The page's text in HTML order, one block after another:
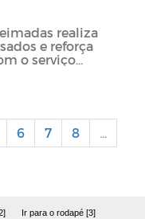
realiza
e reforça
o serviço
6 7 8
Ir para o rodapé [3]